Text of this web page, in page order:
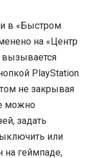
в «Быстром
на «Центр
вызывается
PlayStation
не закрывая
можно
задать
или
геймпаде,